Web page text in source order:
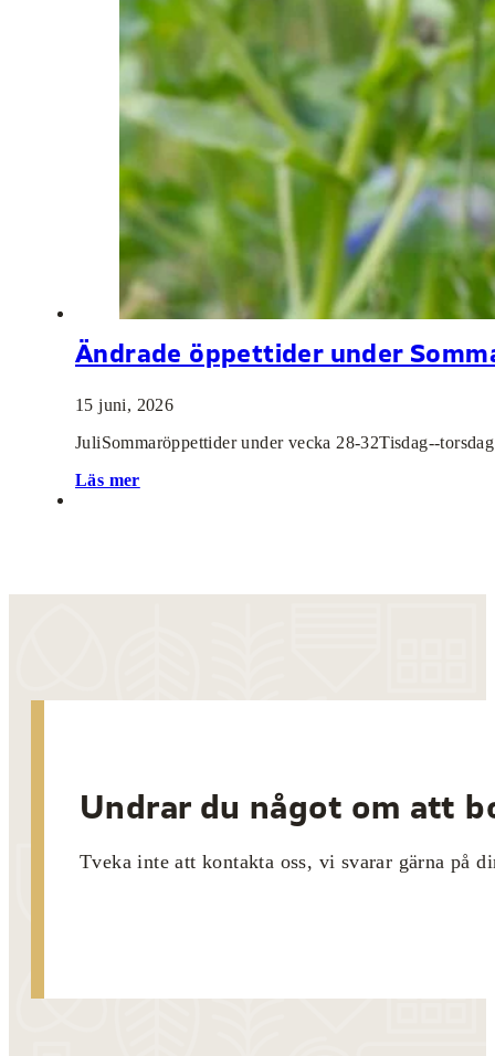
Ändrade öppettider under
15 juni, 2026
JuliSommaröppettider under vecka 28-32Tisdag--
Läs mer
Undrar du något om att
Tveka inte att kontakta oss, vi svarar gärna på